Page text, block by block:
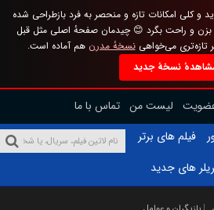
و کلی امکانات تازه و منحصر به فرد بازطراحی شده
و راحت بگرد 😊 چیدمان صفحهٔ اصلی مثل قبل
تازه‌تری می‌خواهینسخهٔ مدرن هم آماده است.
نسخهٔ جدید
لیست من تماس با ما
فیلم های برتر
های جدید